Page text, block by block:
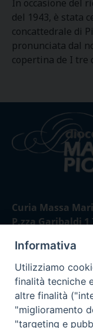
In occasione del
del 1943, è stata
concattedrale di
pronunciata dal
copertina de I tre
Curia Massa
P.zza Garibaldi 1
Curia Piombino:
Via Don
E-mail:
Informativa
Utilizziamo
finalità tecniche
altre finalità
"miglioramento
"targeting e